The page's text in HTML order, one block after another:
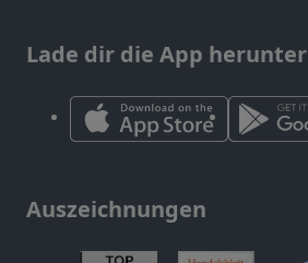
Lade dir die App herunter
Auszeichnungen